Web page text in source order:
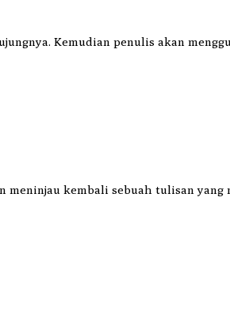
Kemudian penulis akan
meninjau kembali sebuah tulisan yang